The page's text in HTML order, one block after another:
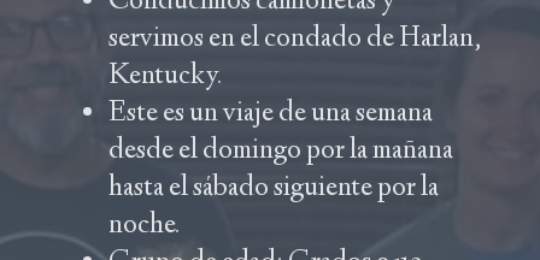
servimos en el condado de Harlan,
Kentucky.
Este es un viaje de una semana
desde el domingo por la mañana
hasta el sábado siguiente por la
noche.